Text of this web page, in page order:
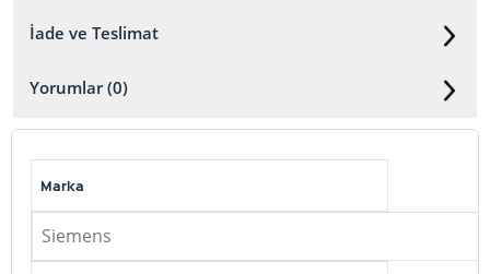
İade ve Teslimat
Yorumlar (0)
Marka
Siemens